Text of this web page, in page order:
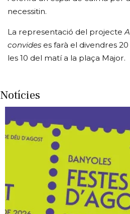
necessitin.
La representació del projecte
convides es farà el divendres
les 10 del matí a la plaça Major.
Notícies